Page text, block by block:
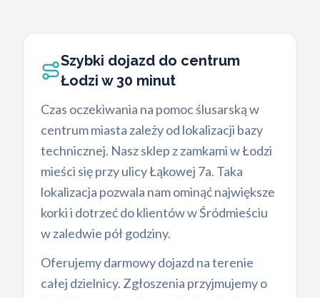
Szybki dojazd do centrum
Łodzi w 30 minut
Czas oczekiwania na pomoc ślusarską w
centrum miasta zależy od lokalizacji bazy
technicznej. Nasz sklep z zamkami w Łodzi
mieści się przy ulicy Łąkowej 7a. Taka
lokalizacja pozwala nam ominąć największe
korki i dotrzeć do klientów w Śródmieściu
w zaledwie pół godziny.
Oferujemy darmowy dojazd na terenie
całej dzielnicy. Zgłoszenia przyjmujemy o